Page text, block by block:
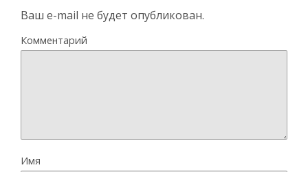
Ваш e-mail не будет опубликован.
Комментарий
Имя